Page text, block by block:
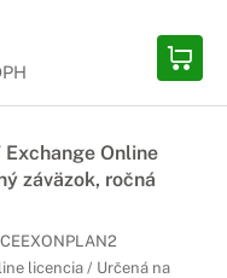
Exchange Online
záväzok, ročná
licencia / Určená na